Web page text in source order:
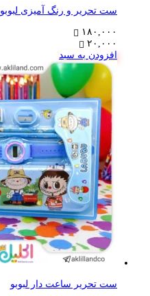
ست تحریر و رنگ آمیزی لبوبو
۱۸۰,۰۰۰
۲۰,۰۰۰
افزودن به سبد
ست تحریر ساعت دار لبوبو